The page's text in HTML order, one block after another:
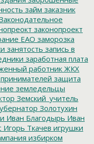
займ заказник
законопроект
ЕАО заморозка
занятость запись в
заработная плата
работник ЖКХ
защита
земледельцы
Земский_учитель
Золотухин
Иван Благодырь Иван
Игорь Ткачев игрушки
избирком